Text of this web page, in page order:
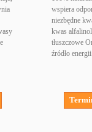
wspiera
niezbędne
kwas
tłuszczowe
źródło energii.